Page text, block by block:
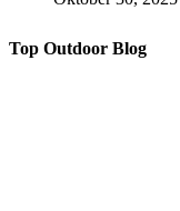
Top Outdoor Blog